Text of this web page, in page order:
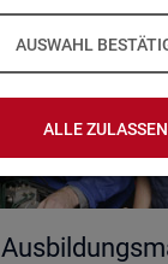
AUSWAHL
ALLE ZULASSEN